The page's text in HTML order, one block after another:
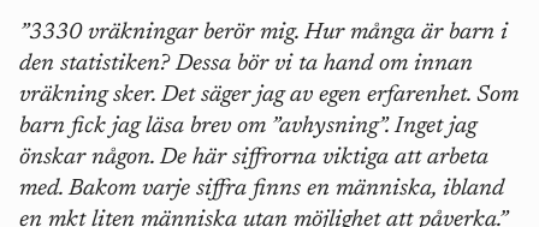
”3330 vräkningar berör mig. Hur många är barn i
den statistiken? Dessa bör vi ta hand om innan
vräkning sker. Det säger jag av egen erfarenhet. Som
barn fick jag läsa brev om ”avhysning”. Inget jag
önskar någon. De här siffrorna viktiga att arbeta
med. Bakom varje siffra finns en människa, ibland
en mkt liten människa utan möjlighet att påverka.”